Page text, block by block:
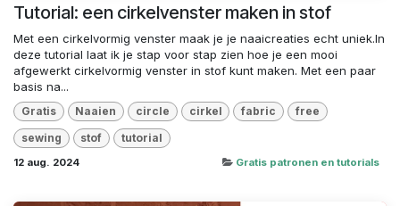
Tutorial: een cirkelvenster maken in stof
Met een cirkelvormig venster maak je je naaicreaties echt uniek.In
deze tutorial laat ik je stap voor stap zien hoe je een mooi
afgewerkt cirkelvormig venster in stof kunt maken. Met een paar
basis na...
Gratis Naaien circle cirkel fabric free
sewing stof tutorial
12 aug. 2024 Gratis patronen en tutorials